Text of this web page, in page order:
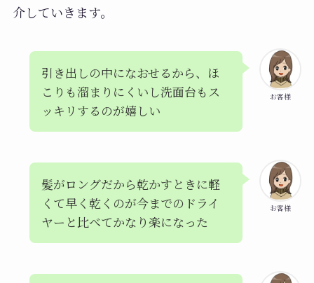
介していきます。
お客様
引き出しの中になおせるから、ほ
こりも溜まりにくいし洗面台もス
ッキリするのが嬉しい
お客様
髪がロングだから乾かすときに軽
くて早く乾くのが今までのドライ
ヤーと比べてかなり楽になった